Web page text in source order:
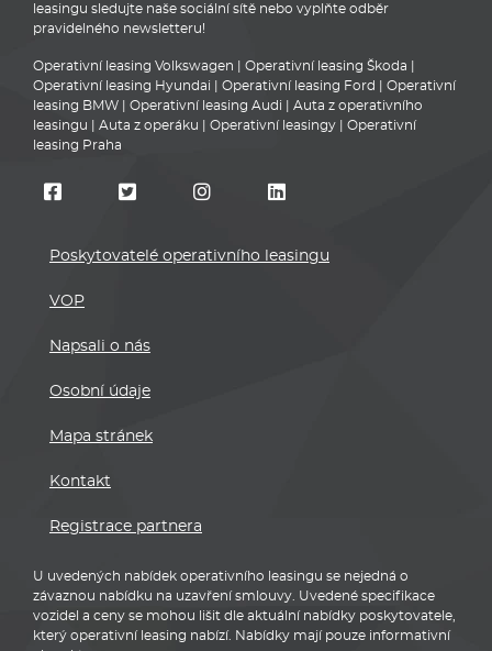
leasingu sledujte naše sociální sítě nebo vyplňte odběr
pravidelného newsletteru!
Operativní leasing Volkswagen Operativní leasing Škoda
Operativní leasing Hyundai
Operativní leasing Ford
Operativní
leasing BMW
Operativní leasing Audi
Auta z operativního
leasingu
Auta z operáku Operativní leasingy
Operativní
leasing Praha
Poskytovatelé operativního leasingu
VOP
Napsali o nás
Osobní údaje
Mapa stránek
Kontakt
Registrace partnera
U uvedených nabídek operativního leasingu se nejedná o
závaznou nabídku na uzavření smlouvy. Uvedené specifikace
vozidel a ceny se mohou lišit dle aktuální nabídky poskytovatele,
který operativní leasing nabízí. Nabídky mají pouze informativní